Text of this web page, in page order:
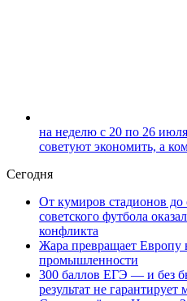
на неделю с 20 по 26
советуют экономить, а
Сегодня
От кумиров стадионов до
советского футбола
конфликта
Жара превращает Европу
промышленности
300 баллов ЕГЭ — и без
результат не гарантирует